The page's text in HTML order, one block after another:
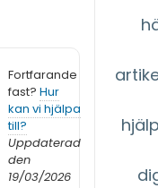
Fortfarande
fast? Hur
kan vi hjälpa
till?
Uppdaterad
den
19/03/2026